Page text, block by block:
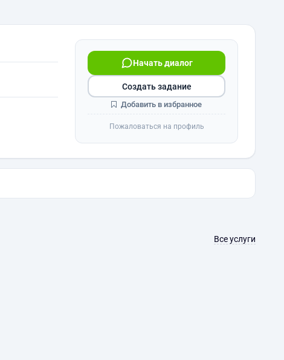
Начать диалог
Создать задание
Добавить в избранное
Пожаловаться на профиль
Все услуги